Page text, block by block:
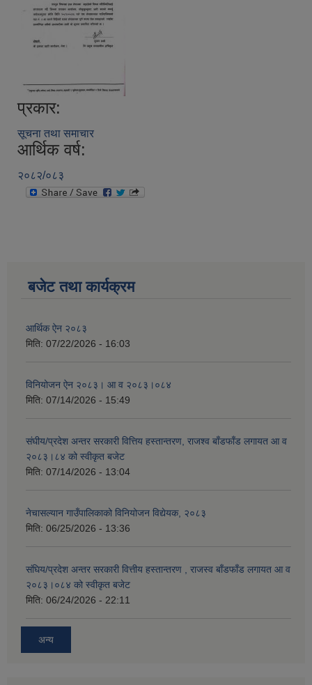
प्रकार:
सूचना तथा समाचार
आर्थिक वर्ष:
२०८२/०८३
बजेट तथा कार्यक्रम
आर्थिक ऐन २०८३
मिति: 07/22/2026 - 16:03
विनियोजन ऐन २०८३। आ व २०८३।०८४
मिति: 07/14/2026 - 15:49
संघीय/प्रदेश अन्तर सरकारी वित्तिय हस्तान्तरण, राजश्व बाँडफाँड लगायत आ व
२०८३।८४ को स्वीकृत बजेट
मिति: 07/14/2026 - 13:04
नेचासल्यान गाउँपालिकाको विनियोजन विद्येयक, २०८३
मिति: 06/25/2026 - 13:36
संघिय/प्रदेश अन्तर सरकारी वित्तीय हस्तान्तरण , राजस्व बाँडफाँड लगायत आ व
२०८३।०८४ को स्वीकृत बजेट
मिति: 06/24/2026 - 22:11
अन्य